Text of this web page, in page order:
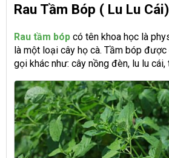
Rau Tầm Bóp ( Lu Lu Cái)
Rau tầm bóp có tên khoa học là
là một loại cây họ cà. Tầm bóp
gọi khác như: cây nồng đèn, lu lu cái,